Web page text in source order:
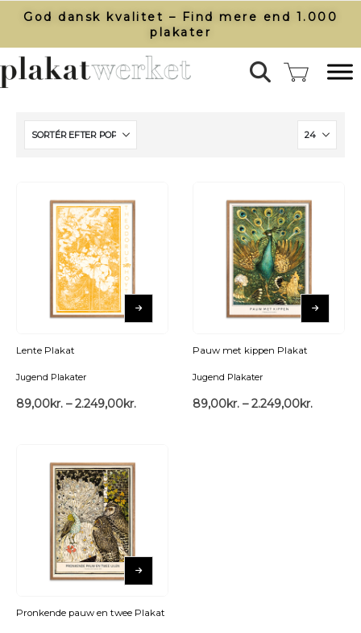
God dansk kvalitet – Find mere end 1.000
plakater​
Lente Plakat
Jugend Plakater
89,00kr. – 2.249,00kr.
Pauw met kippen Plakat
Jugend Plakater
89,00kr. – 2.249,00kr.
Pronkende pauw en twee Plakat